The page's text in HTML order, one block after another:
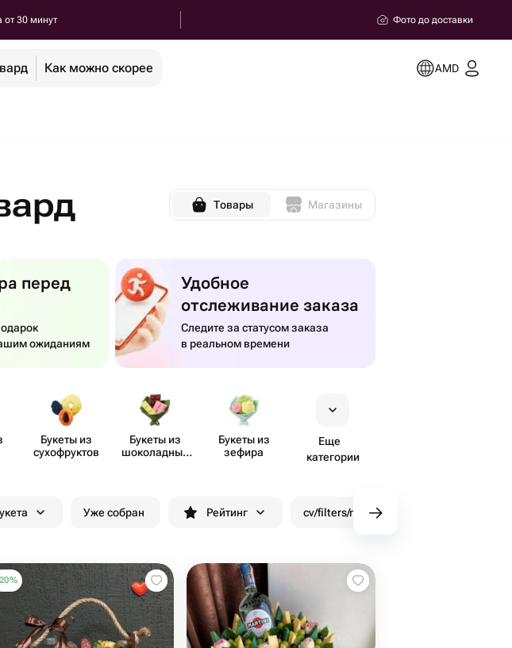
от 30 минут Фото до доставки
Как можно скорее AMD
Товары Магазины
перед
ожиданиям
Удобное
отслеживание заказа
Следите за статусом заказа
в реальном времени
Букеты из
сухоф​руктов
Букеты из
шоко​ладных
Букеты из
зефира
Еще
категории
Уже собран Рейтинг cv/filters/name_fast_delivery
20%